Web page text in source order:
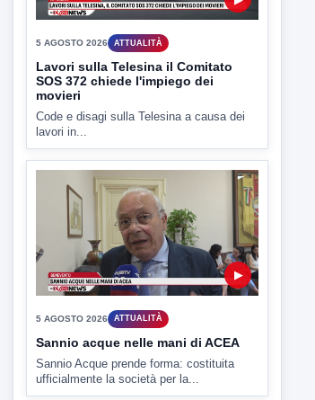
lL caso dei miasmi a Ponte Valentino
approda anche nel...
▶
5 AGOSTO 2026 ATTUALITÀ
Lavori sulla Telesina il Comitato
SOS 372 chiede l'impiego dei
movieri
Code e disagi sulla Telesina a causa dei
lavori in...